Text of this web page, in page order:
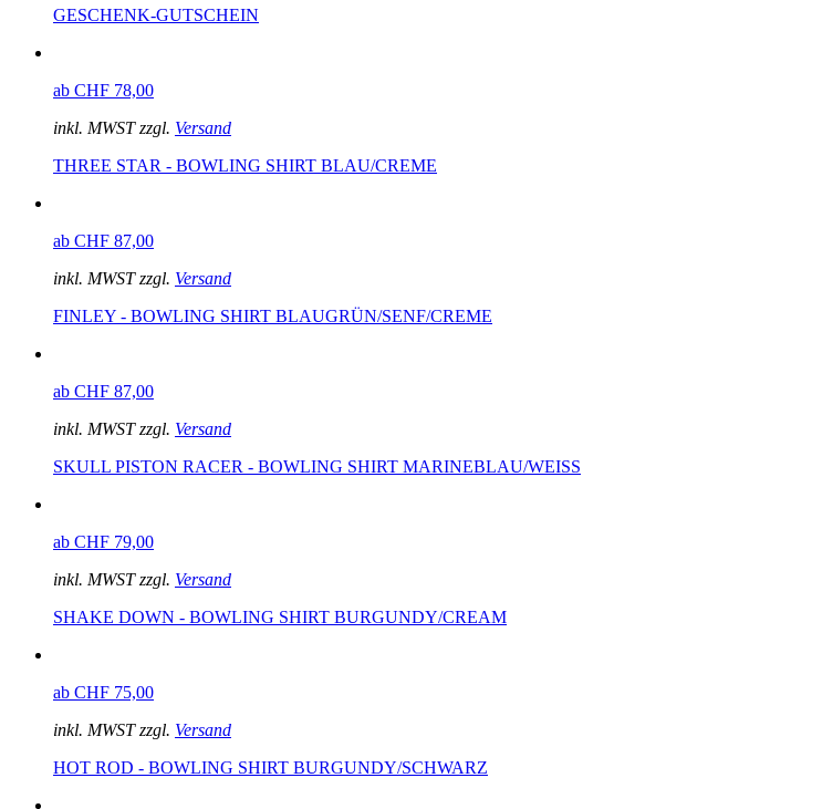
GESCHENK-GUTSCHEIN
ab CHF 78,00
inkl. MWST zzgl. Versand
THREE STAR - BOWLING SHIRT BLAU/CREME
ab CHF 87,00
inkl. MWST zzgl. Versand
FINLEY - BOWLING SHIRT BLAUGRÜN/SENF/CREME
ab CHF 87,00
inkl. MWST zzgl. Versand
SKULL PISTON RACER - BOWLING SHIRT MARINEBLAU/WEISS
ab CHF 79,00
inkl. MWST zzgl. Versand
SHAKE DOWN - BOWLING SHIRT BURGUNDY/CREAM
ab CHF 75,00
inkl. MWST zzgl. Versand
HOT ROD - BOWLING SHIRT BURGUNDY/SCHWARZ